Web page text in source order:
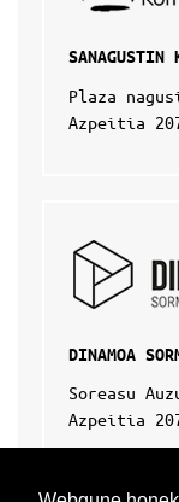
SANAGUSTIN
Plaza
Azpeitia
DINAMOA
Soreasu
Azpeitia